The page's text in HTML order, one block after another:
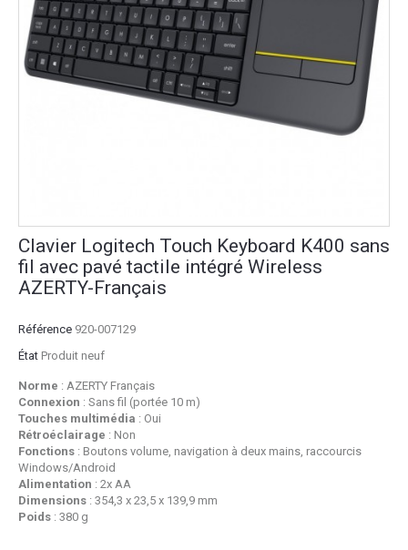
Clavier Logitech Touch Keyboard K400 sans
fil avec pavé tactile intégré Wireless
AZERTY-Français
Référence 920-007129
État Produit neuf
Norme : AZERTY Français
Connexion : Sans fil (portée 10 m)
Touches multimédia : Oui
Rétroéclairage : Non
Fonctions : Boutons volume, navigation à deux mains, raccourcis
Windows/Android
Alimentation : 2x AA
Dimensions : 354,3 x 23,5 x 139,9 mm
Poids : 380 g